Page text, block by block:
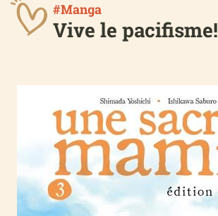
#Manga
Vive le pacifisme!